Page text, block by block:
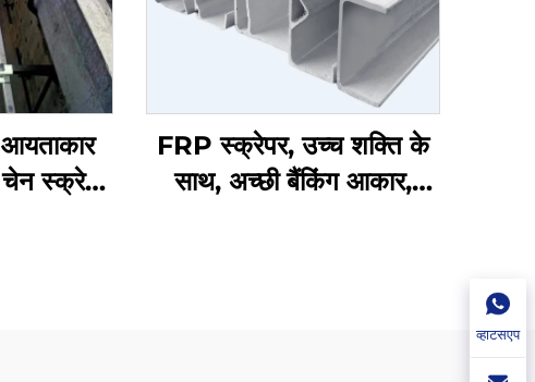
स्क्रेपर
FRP स्क्रेपर, उच्च शक्ति के
साथ, अच्छी बैंकिंग आकार,
व्हाटसएप